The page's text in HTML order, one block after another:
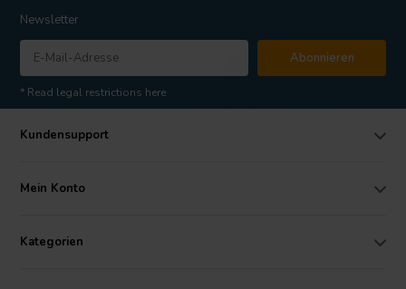
Newsletter
Abonnieren
* Read legal restrictions here
Kundensupport
Mein Konto
Kategorien